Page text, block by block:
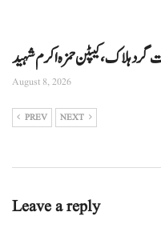
August 8, 2026
PREV NEXT
Leave a reply